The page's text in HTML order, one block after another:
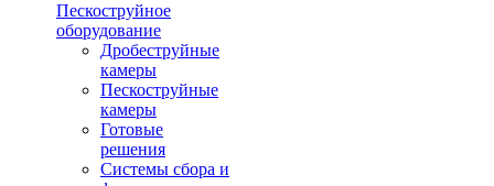
Пескоструйное
оборудование
Дробеструйные
камеры
Пескоструйные
камеры
Готовые
решения
Системы сбора и